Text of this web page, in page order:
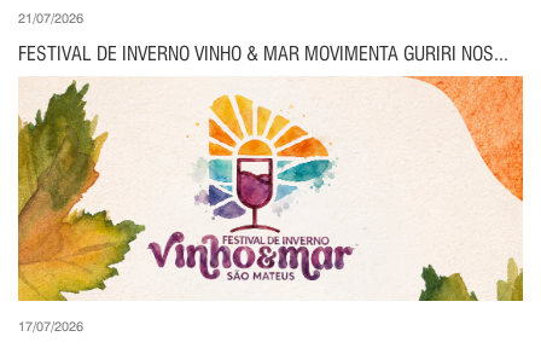
21/07/2026
FESTIVAL DE INVERNO VINHO & MAR MOVIMENTA GURIRI NOS...
17/07/2026